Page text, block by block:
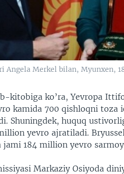
Angela Merkel bilan, Myunxen,
kitobiga ko’ra, Yevropa
kamida 700 qishloqni toza
Shuningdek, huquq
yevro ajratiladi.
jami 184 million yevro
Markaziy Osiyoda